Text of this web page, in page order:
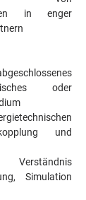
in enger
oder
und
Simulation